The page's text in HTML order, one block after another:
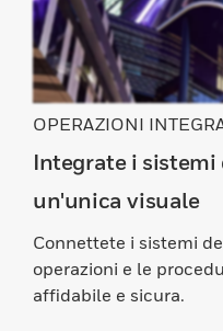
OPERAZIONI
Integrate i sistemi
un'unica visuale
Connettete i sistemi
operazioni e le
affidabile e sicura.